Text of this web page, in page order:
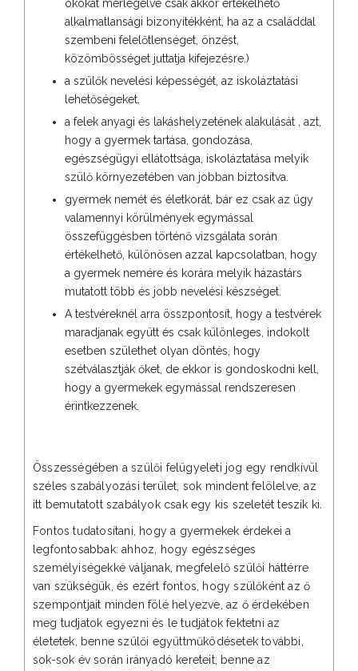
okokat mérlegelve csak akkor értékelhető
alkalmatlansági bizonyítékként, ha az a családdal
szembeni felelőtlenséget, önzést,
közömbösséget juttatja kifejezésre.)
a szülők nevelési képességét, az iskoláztatási
lehetőségeket.
a felek anyagi és lakáshelyzetének alakulását , azt,
hogy a gyermek tartása, gondozása,
egészségügyi ellátottsága, iskoláztatása melyik
szülő környezetében van jobban biztosítva.
gyermek nemét és életkorát, bár ez csak az ügy
valamennyi körülmények egymással
összefüggésben történő vizsgálata során
értékelhető, különösen azzal kapcsolatban, hogy
a gyermek nemére és korára melyik házastárs
mutatott több és jobb nevelési készséget.
A testvéreknél arra összpontosít, hogy a testvérek
maradjanak együtt és csak különleges, indokolt
esetben születhet olyan döntés, hogy
szétválasztják őket, de ekkor is gondoskodni kell,
hogy a gyermekek egymással rendszeresen
érintkezzenek.
Összességében a szülői felügyeleti jog egy rendkívül
széles szabályozási terület, sok mindent felölelve, az
itt bemutatott szabályok csak egy kis szeletét teszik ki.
Fontos tudatosítani, hogy a gyermekek érdekei a
legfontosabbak: ahhoz, hogy egészséges
személyiségekké váljanak, megfelelő szülői háttérre
van szükségük, és ezért fontos, hogy szülőként az ő
szempontjait minden fölé helyezve, az ő érdekében
meg tudjatok egyezni és le tudjátok fektetni az
életetek, benne szülői együttműködésetek további,
sok-sok év során irányadó kereteit, benne az